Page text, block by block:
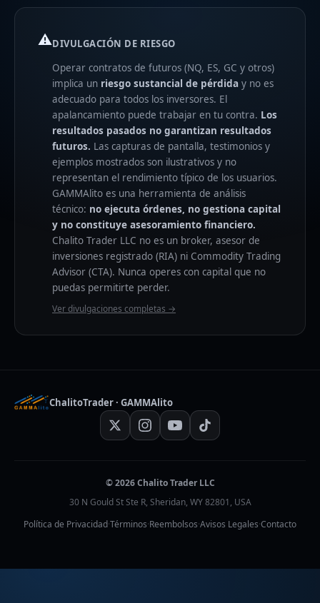
⚠️DIVULGACIÓN DE RIESGO
Operar contratos de futuros (NQ, ES, GC y otros)
implica un riesgo sustancial de pérdida y no es
adecuado para todos los inversores. El
apalancamiento puede trabajar en tu contra. Los
resultados pasados no garantizan resultados
futuros. Las capturas de pantalla, testimonios y
ejemplos mostrados son ilustrativos y no
representan el rendimiento típico de los usuarios.
GAMMAlito es una herramienta de análisis
técnico: no ejecuta órdenes, no gestiona capital
y no constituye asesoramiento financiero.
Chalito Trader LLC no es un broker, asesor de
inversiones registrado (RIA) ni Commodity Trading
Advisor (CTA). Nunca operes con capital que no
puedas permitirte perder.
Ver divulgaciones completas →
ChalitoTrader · GAMMAlito
© 2026 Chalito Trader LLC
30 N Gould St Ste R, Sheridan, WY 82801, USA
Política de Privacidad·Términos·Reembolsos·Avisos Legales·Contacto